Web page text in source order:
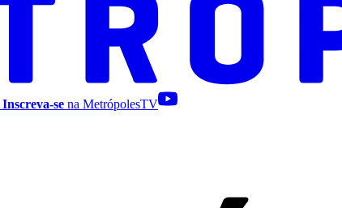
Inscreva-se na MetrópolesTV